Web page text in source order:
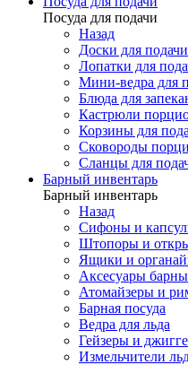
Посуда для подачи
Назад
Доски для подачи
Лопатки для
Мини-ведра для
Блюда для
Кастрюли
Корзины для
Сковороды
Сланцы для
Барный инвентарь
Барный инвентарь
Назад
Сифоны и
Штопоры и
Ящики и
Аксесуары
Атомайзеры и
Барная посуда
Ведра для льда
Гейзеры и
Измельчители